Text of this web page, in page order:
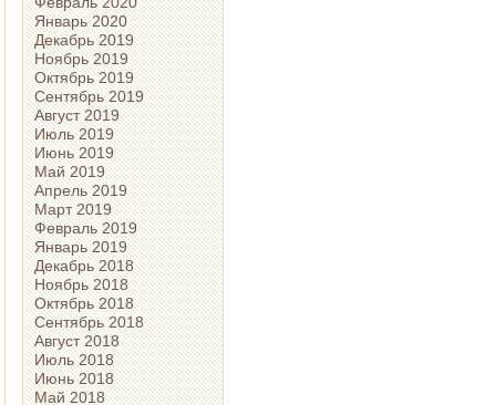
Январь 2020
Декабрь 2019
Ноябрь 2019
Октябрь 2019
Сентябрь 2019
Август 2019
Июль 2019
Июнь 2019
Май 2019
Апрель 2019
Март 2019
Февраль 2019
Январь 2019
Декабрь 2018
Ноябрь 2018
Октябрь 2018
Сентябрь 2018
Август 2018
Июль 2018
Июнь 2018
Май 2018